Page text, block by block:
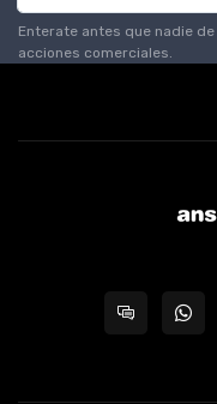
Enterate antes que nadie
acciones comerciales.